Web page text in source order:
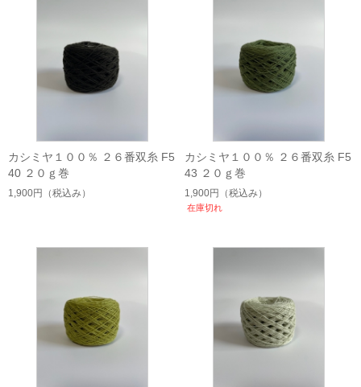
カシミヤ１００％ ２６番双糸 F5
40 ２０ｇ巻
1,900円 （税込み）
カシミヤ１００％ ２６番双糸 F5
43 ２０ｇ巻
1,900円 （税込み）
在庫切れ